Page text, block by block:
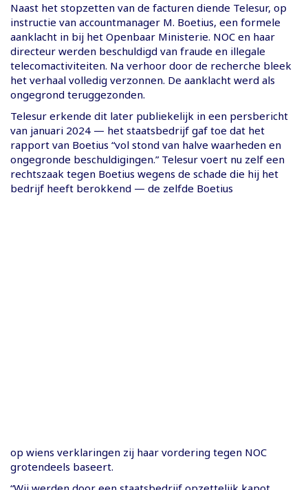
Naast het stopzetten van de facturen diende Telesur, op
instructie van accountmanager M. Boetius, een formele
aanklacht in bij het Openbaar Ministerie. NOC en haar
directeur werden beschuldigd van fraude en illegale
telecomactiviteiten. Na verhoor door de recherche bleek
het verhaal volledig verzonnen. De aanklacht werd als
ongegrond teruggezonden.
Telesur erkende dit later publiekelijk in een persbericht
van januari 2024 — het staatsbedrijf gaf toe dat het
rapport van Boetius “vol stond van halve waarheden en
ongegronde beschuldigingen.” Telesur voert nu zelf een
rechtszaak tegen Boetius wegens de schade die hij het
bedrijf heeft berokkend — de zelfde Boetius
op wiens verklaringen zij haar vordering tegen NOC
grotendeels baseert.